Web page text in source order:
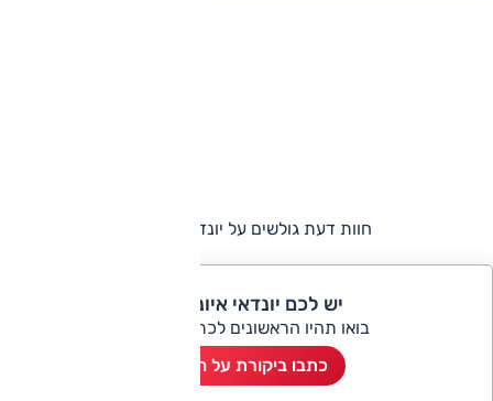
חוות דעת גולשים על יונדאי איוניק 9
יש לכם יונדאי איוניק 9?
בואו תהיו הראשונים לכתוב ביקורת
כתבו ביקורת על הרכב